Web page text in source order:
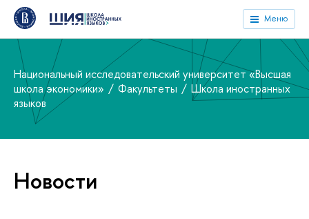
Меню
Национальный исследовательский университет «Высшая
школа экономики»
Факультеты
Школа иностранных
языков
Новости